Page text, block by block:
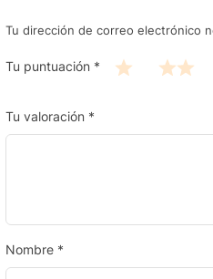
Tu dirección de correo electrónico
Tu puntuación *
Tu valoración *
Nombre *